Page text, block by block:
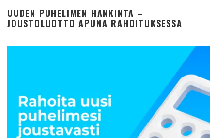
UUDEN PUHELIMEN HANKINTA –
JOUSTOLUOTTO APUNA RAHOITUKSESSA